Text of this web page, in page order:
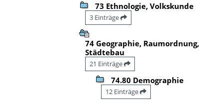
73 Ethnologie, Volkskunde
3 Einträge
74 Geographie, Raumordnung,
Städtebau
21 Einträge
74.80 Demographie
12 Einträge